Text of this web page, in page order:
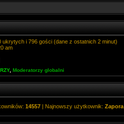
i 796 gości (dane z ostatnich 2 minut)
am
, Moderatorzy globalni
14557 | Najnowszy użytkownik: Zapora